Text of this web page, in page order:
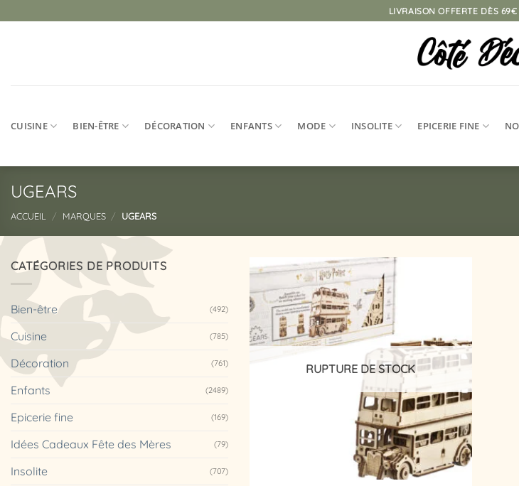
au
LIVRAISON OFFERTE DÈS
CUISINE BIEN-ÊTRE DÉCORATION ENFANTS MODE INSOLITE EPICERIE FINE
UGEARS
ACCUEIL / MARQUES / UGEARS
CATÉGORIES DE PRODUITS
Bien-être (492)
Cuisine (785)
Décoration (761)
Enfants (2489)
Epicerie fine (169)
Idées Cadeaux Fête des Mères (79)
Insolite (707)
RUPTURE DE STOCK